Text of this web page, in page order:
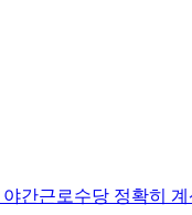
간근로수당 정확히